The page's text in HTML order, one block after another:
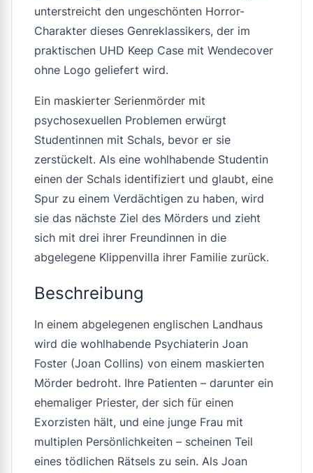
unterstreicht den ungeschönten Horror-
Charakter dieses Genreklassikers, der im
praktischen UHD Keep Case mit Wendecover
ohne Logo geliefert wird.
Ein maskierter Serienmörder mit
psychosexuellen Problemen erwürgt
Studentinnen mit Schals, bevor er sie
zerstückelt. Als eine wohlhabende Studentin
einen der Schals identifiziert und glaubt, eine
Spur zu einem Verdächtigen zu haben, wird
sie das nächste Ziel des Mörders und zieht
sich mit drei ihrer Freundinnen in die
abgelegene Klippenvilla ihrer Familie zurück.
Beschreibung
In einem abgelegenen englischen Landhaus
wird die wohlhabende Psychiaterin Joan
Foster (Joan Collins) von einem maskierten
Mörder bedroht. Ihre Patienten – darunter ein
ehemaliger Priester, der sich für einen
Exorzisten hält, und eine junge Frau mit
multiplen Persönlichkeiten – scheinen Teil
eines tödlichen Rätsels zu sein. Als Joan